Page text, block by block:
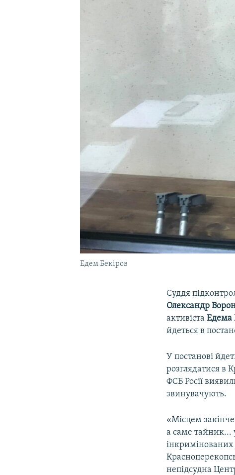
Едем Бекіров
Суддя
Олександр
активістаЕдема
йдеться в
У постанові
розглядатися в
ФСБ Росії
звинувачують.
«Місцем
а саме тайник...
інкримінованих
непідсудна